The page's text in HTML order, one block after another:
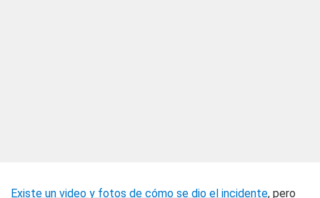
Existe un video y fotos de cómo se dio el incidente, pero